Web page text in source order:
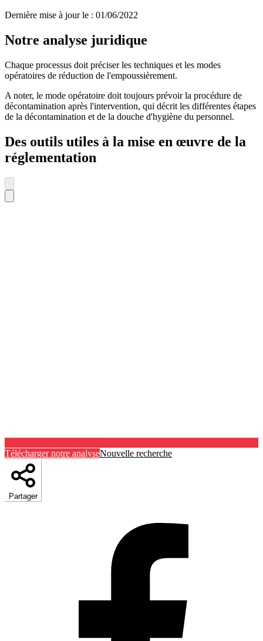
Dernière mise à jour le : 01/06/2022
Notre analyse juridique
Chaque processus doit préciser les techniques et les modes
opératoires de réduction de l'empoussièrement.
A noter, le mode opératoire doit toujours prévoir la procédure de
décontamination après l'intervention, qui décrit les différentes étapes
de la décontamination et de la douche d'hygiène du personnel.
Des outils utiles à la mise en œuvre de la
réglementation
Télécharger notre analyseNouvelle recherche
Partager